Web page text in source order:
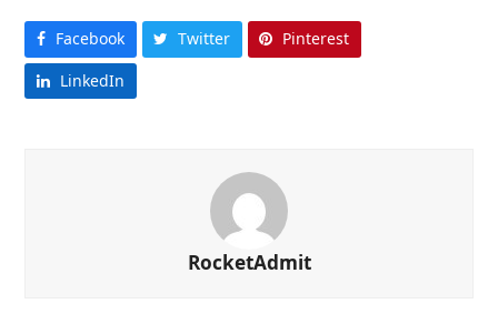
Facebook Twitter
Pinterest
LinkedIn
RocketAdmit